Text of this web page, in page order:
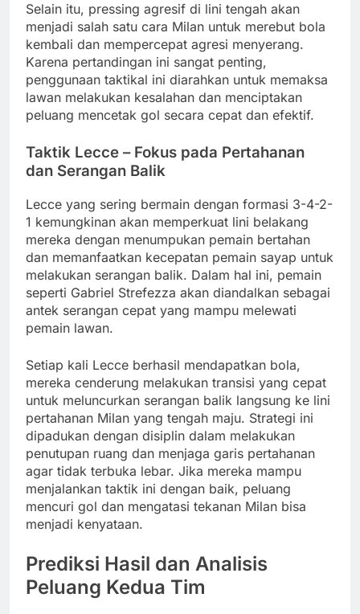
Selain itu, pressing agresif di lini tengah akan
menjadi salah satu cara Milan untuk merebut bola
kembali dan mempercepat agresi menyerang.
Karena pertandingan ini sangat penting,
penggunaan taktikal ini diarahkan untuk memaksa
lawan melakukan kesalahan dan menciptakan
peluang mencetak gol secara cepat dan efektif.
Taktik Lecce – Fokus pada Pertahanan
dan Serangan Balik
Lecce yang sering bermain dengan formasi 3-4-2-
1 kemungkinan akan memperkuat lini belakang
mereka dengan menumpukan pemain bertahan
dan memanfaatkan kecepatan pemain sayap untuk
melakukan serangan balik. Dalam hal ini, pemain
seperti Gabriel Strefezza akan diandalkan sebagai
antek serangan cepat yang mampu melewati
pemain lawan.
Setiap kali Lecce berhasil mendapatkan bola,
mereka cenderung melakukan transisi yang cepat
untuk meluncurkan serangan balik langsung ke lini
pertahanan Milan yang tengah maju. Strategi ini
dipadukan dengan disiplin dalam melakukan
penutupan ruang dan menjaga garis pertahanan
agar tidak terbuka lebar. Jika mereka mampu
menjalankan taktik ini dengan baik, peluang
mencuri gol dan mengatasi tekanan Milan bisa
menjadi kenyataan.
Prediksi Hasil dan Analisis
Peluang Kedua Tim